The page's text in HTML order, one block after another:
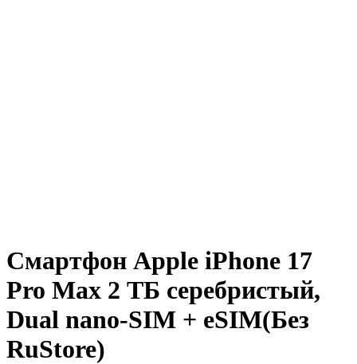
Смартфон Apple iPhone 17
Pro Max 2 ТБ серебристый,
Dual nano-SIM + eSIM(Без
RuStore)